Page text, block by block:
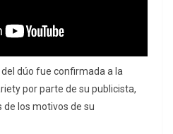
del dúo fue confirmada a la
por parte de su publicista,
los motivos de su